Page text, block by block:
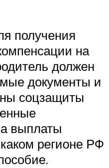
получения
на
должен
документы и
соцзащиты
выплаты
регионе РФ